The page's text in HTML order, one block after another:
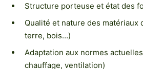
Structure porteuse et état des
Qualité et nature des matériaux
terre, bois…)
Adaptation aux normes
chauffage, ventilation)